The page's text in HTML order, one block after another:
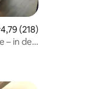
4,79 (218)
– in der